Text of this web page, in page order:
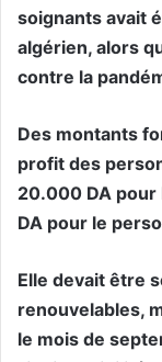
soignants avait
algérien, alors
contre la
Des montants
profit des
20.000 DA
DA pour le
Elle devait être
renouvelables,
le mois de